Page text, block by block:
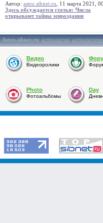
Автор: astro.sibnet.ru , 11 марта 2021,
Здесь обсуждается статья: Числа
открывают тайны мироздания
Astro.sibnet.ru:астрология,
Видео
Видеоролики
Photo
Фотоальбомы
Day